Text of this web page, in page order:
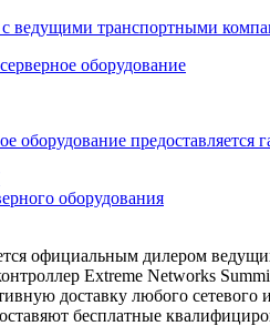
ведущими транспортными
оборудование
оборудования
официальным дилером
Extreme Networks
доставку любого сетевого
бесплатные